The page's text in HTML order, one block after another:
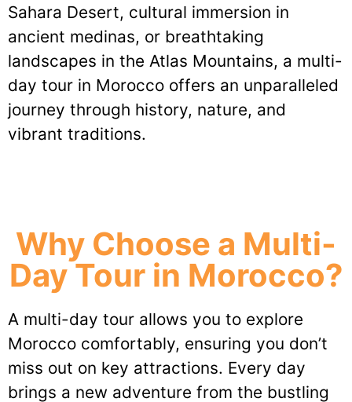
Sahara Desert, cultural immersion in
ancient medinas, or breathtaking
landscapes in the Atlas Mountains, a multi-
day tour in Morocco offers an unparalleled
journey through history, nature, and
vibrant traditions.
Why Choose a Multi-
Day Tour in Morocco?
A multi-day tour allows you to explore
Morocco comfortably, ensuring you don’t
miss out on key attractions. Every day
brings a new adventure from the bustling